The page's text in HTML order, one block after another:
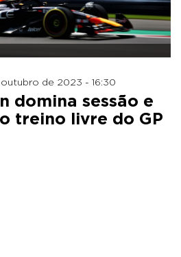
de 2023 - 16:30
domina sessão e
treino livre do GP